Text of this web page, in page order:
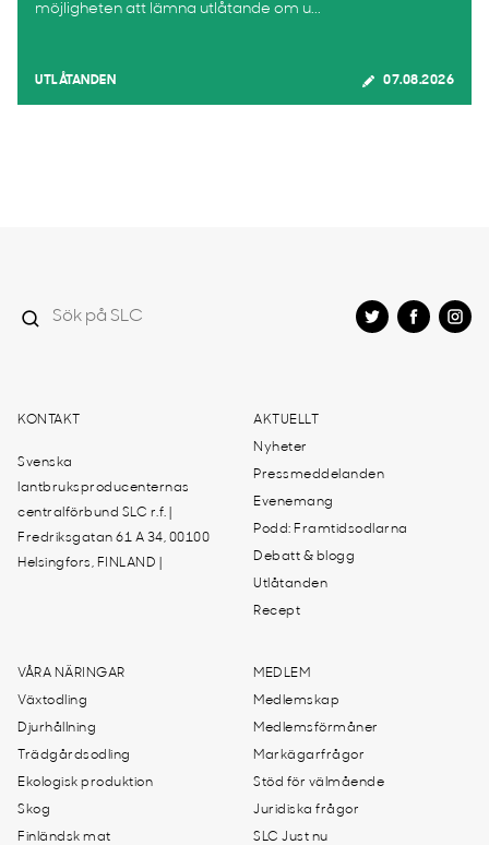
möjligheten att lämna utlåtande om u...
UTLÅTANDEN 07.08.2026
KONTAKT
Svenska
lantbruksproducenternas
centralförbund SLC r.f. |
Fredriksgatan 61 A 34, 00100
Helsingfors, FINLAND |
AKTUELLT
Nyheter
Pressmeddelanden
Evenemang
Podd: Framtidsodlarna
Debatt & blogg
Utlåtanden
Recept
VÅRA NÄRINGAR
Växtodling
Djurhållning
Trädgårdsodling
Ekologisk produktion
Skog
Finländsk mat
MEDLEM
Medlemskap
Medlemsförmåner
Markägarfrågor
Stöd för välmående
Juridiska frågor
SLC Just nu